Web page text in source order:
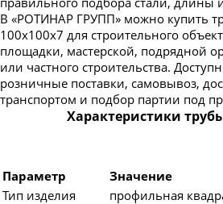
В «РОТИНАР ГРУПП» можно купить
100х100х7 для строительного
площадки, мастерской, подрядной
или частного строительства.
розничные поставки, самовывоз,
транспортом и подбор партии под
Характеристики
Параметр
Значение
Тип изделия
профильная